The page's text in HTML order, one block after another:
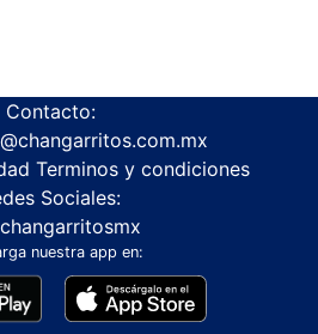
Contacto:
Terminos y condiciones
Sociales:
nuestra app en: